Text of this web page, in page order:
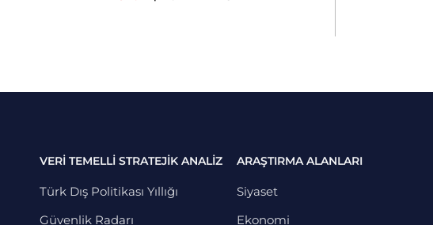
VERİ TEMELLİ STRATEJİK ANALİZ
Türk Dış Politikası Yıllığı
Güvenlik Radarı
ARAŞTIRMA ALANLARI
Siyaset
Ekonomi